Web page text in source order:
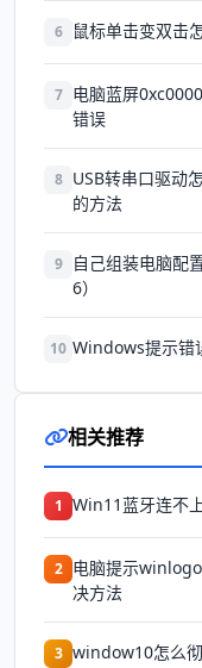
6 鼠标单击变双击
7 电脑蓝屏
错误
8 USB转串口驱动
的方法
9
自己组装电脑配
6）
10 Windows提示错
相关推荐
1 Win11蓝牙连不
2 电脑提示
决方法
3 window10怎么